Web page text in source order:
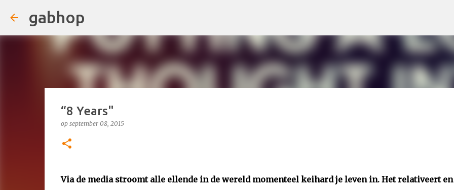
gabhop
“8 Years"
op september 08, 2015
Via de media stroomt alle ellende in de wereld momenteel keihard je leven in. Het relativeert en